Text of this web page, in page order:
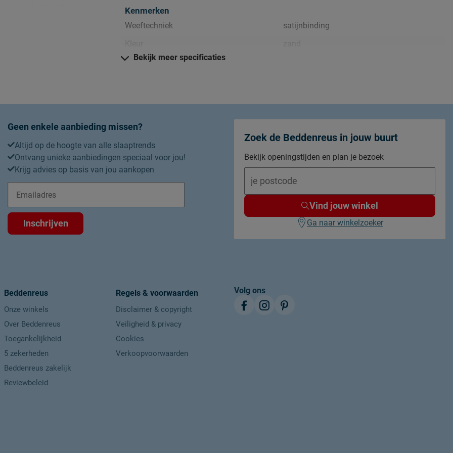
je lang kunt genieten van je
na was kleurecht, zonder
in de droger. Katoensatijn
adviseren we je bed en
opstaan het dekbed op te
alle informatie over deze
Kenmerken
Weeftechniek
satijnbinding
Kleur
Stijl
Materiaal katoen satijn
Onderhoud
Drooginstructies
drogen alleen op lage temperatuur
Bekijk meer specificaties
Geen enkele aanbieding missen?
Altijd op de hoogte van alle slaaptrends
Ontvang unieke aanbiedingen speciaal voor jou!
Krijg advies op basis van jou aankopen
Inschrijven
Zoek de Beddenreus in jouw buurt
Bekijk openingstijden en plan je bezoek
Vind jouw winkel
Ga naar winkelzoeker
Beddenreus
Onze winkels
Over Beddenreus
Toegankelijkheid
5 zekerheden
Beddenreus zakelijk
Reviewbeleid
Regels & voorwaarden
Disclaimer & copyright
Veiligheid & privacy
Cookies
Verkoopvoorwaarden
Volg ons